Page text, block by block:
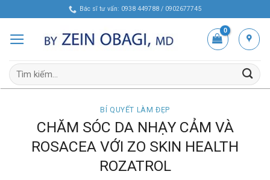
content
Bác sĩ tư vấn: 0938 449788 / 0902677745
Tìm
kiếm:
BÍ QUYẾT LÀM ĐẸP
CHĂM SÓC DA NHẠY CẢM VÀ
ROSACEA VỚI ZO SKIN HEALTH
ROZATROL